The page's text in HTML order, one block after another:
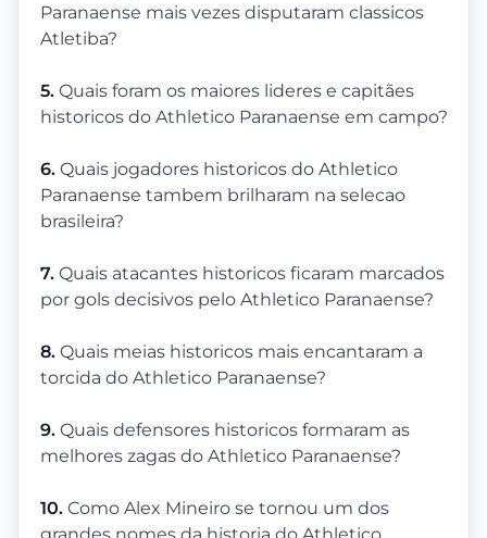
Paranaense mais vezes disputaram classicos
Atletiba?
5. Quais foram os maiores lideres e capitães
historicos do Athletico Paranaense em campo?
6. Quais jogadores historicos do Athletico
Paranaense tambem brilharam na selecao
brasileira?
7. Quais atacantes historicos ficaram marcados
por gols decisivos pelo Athletico Paranaense?
8. Quais meias historicos mais encantaram a
torcida do Athletico Paranaense?
9. Quais defensores historicos formaram as
melhores zagas do Athletico Paranaense?
10. Como Alex Mineiro se tornou um dos